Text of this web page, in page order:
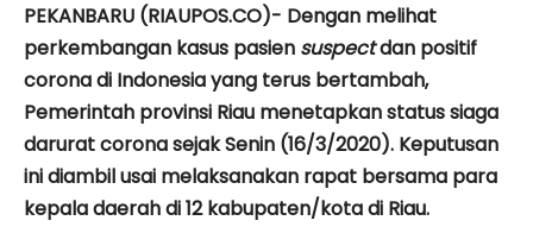
PEKANBARU (RIAUPOS.CO)- Dengan melihat
perkembangan kasus pasien suspectdan positif
corona di Indonesia yang terus bertambah,
Pemerintah provinsi Riau menetapkan status siaga
darurat corona sejak Senin (16/3/2020). Keputusan
ini diambil usai melaksanakan rapat bersama para
kepala daerah di 12 kabupaten/kota di Riau.